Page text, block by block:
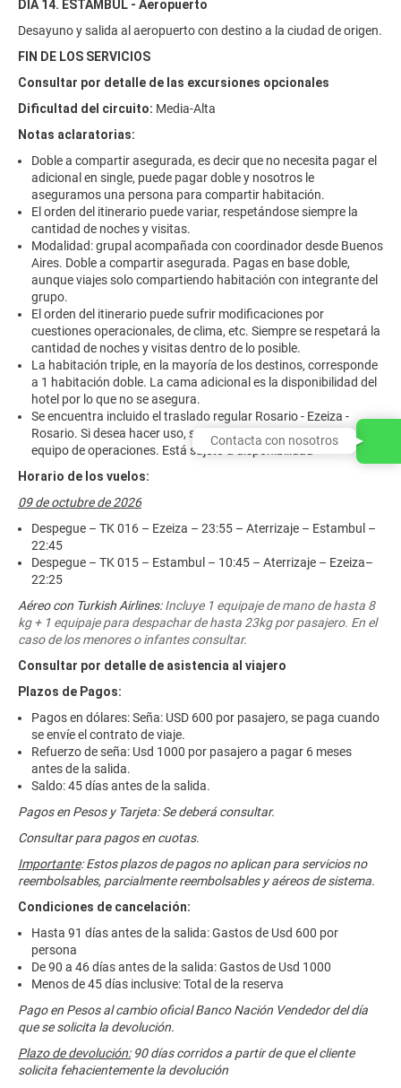
DÍA 14. ESTAMBUL - Aeropuerto
Desayuno y salida al aeropuerto con destino a la ciudad de origen.
FIN DE LOS SERVICIOS
Consultar por detalle de las excursiones opcionales
Dificultad del circuito: Media-Alta
Notas aclaratorias:
Doble a compartir asegurada, es decir que no necesita pagar el
adicional en single, puede pagar doble y nosotros le
aseguramos una persona para compartir habitación.
El orden del itinerario puede variar, respetándose siempre la
cantidad de noches y visitas.
Modalidad: grupal acompañada con coordinador desde Buenos
Aires. Doble a compartir asegurada. Pagas en base doble,
aunque viajes solo compartiendo habitación con integrante del
grupo.
El orden del itinerario puede sufrir modificaciones por
cuestiones operacionales, de clima, etc. Siempre se respetará la
cantidad de noches y visitas dentro de lo posible.
La habitación triple, en la mayoría de los destinos, corresponde
a 1 habitación doble. La cama adicional es la disponibilidad del
hotel por lo que no se asegura.
Se encuentra incluido el traslado regular Rosario - Ezeiza -
Rosario. Si desea hacer uso, solicitar el servicio a nuestro
equipo de operaciones. Está sujeto a disponibilidad
Horario de los vuelos:
09 de octubre de 2026
Despegue – TK 016 – Ezeiza – 23:55 – Aterrizaje – Estambul –
22:45
Despegue – TK 015 – Estambul – 10:45 – Aterrizaje – Ezeiza–
22:25
Aéreo con Turkish Airlines:Incluye 1 equipaje de mano de hasta 8
kg + 1 equipaje para despachar de hasta 23kg por pasajero. En el
caso de los menores o infantes consultar.
Consultar por detalle de asistencia al viajero
Plazos de Pagos:
Pagos en dólares: Seña: USD 600 por pasajero, se paga cuando
se envíe el contrato de viaje.
Refuerzo de seña: Usd 1000 por pasajero a pagar 6 meses
antes de la salida.
Saldo: 45 días antes de la salida.
Pagos en Pesos y Tarjeta: Se deberá consultar.
Consultar para pagos en cuotas.
Importante: Estos plazos de pagos no aplican para servicios no
reembolsables, parcialmente reembolsables y aéreos de sistema.
Condiciones de cancelación:
Hasta 91 días antes de la salida: Gastos de Usd 600 por
persona
De 90 a 46 días antes de la salida: Gastos de Usd 1000
Menos de 45 días inclusive: Total de la reserva
Pago en Pesos al cambio oficial Banco Nación Vendedor del día
que se solicita la devolución.
Plazo de devolución:90 días corridos a partir de que el cliente
solicita fehacientemente la devolución
Contacta con nosotros